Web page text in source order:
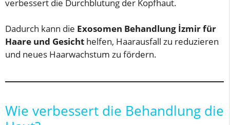
verbessert die Durchblutung der Kopfhaut.
Dadurch kann die Exosomen Behandlung İzmir für
Haare und Gesicht helfen, Haarausfall zu reduzieren
und neues Haarwachstum zu fördern.
Wie verbessert die Behandlung die